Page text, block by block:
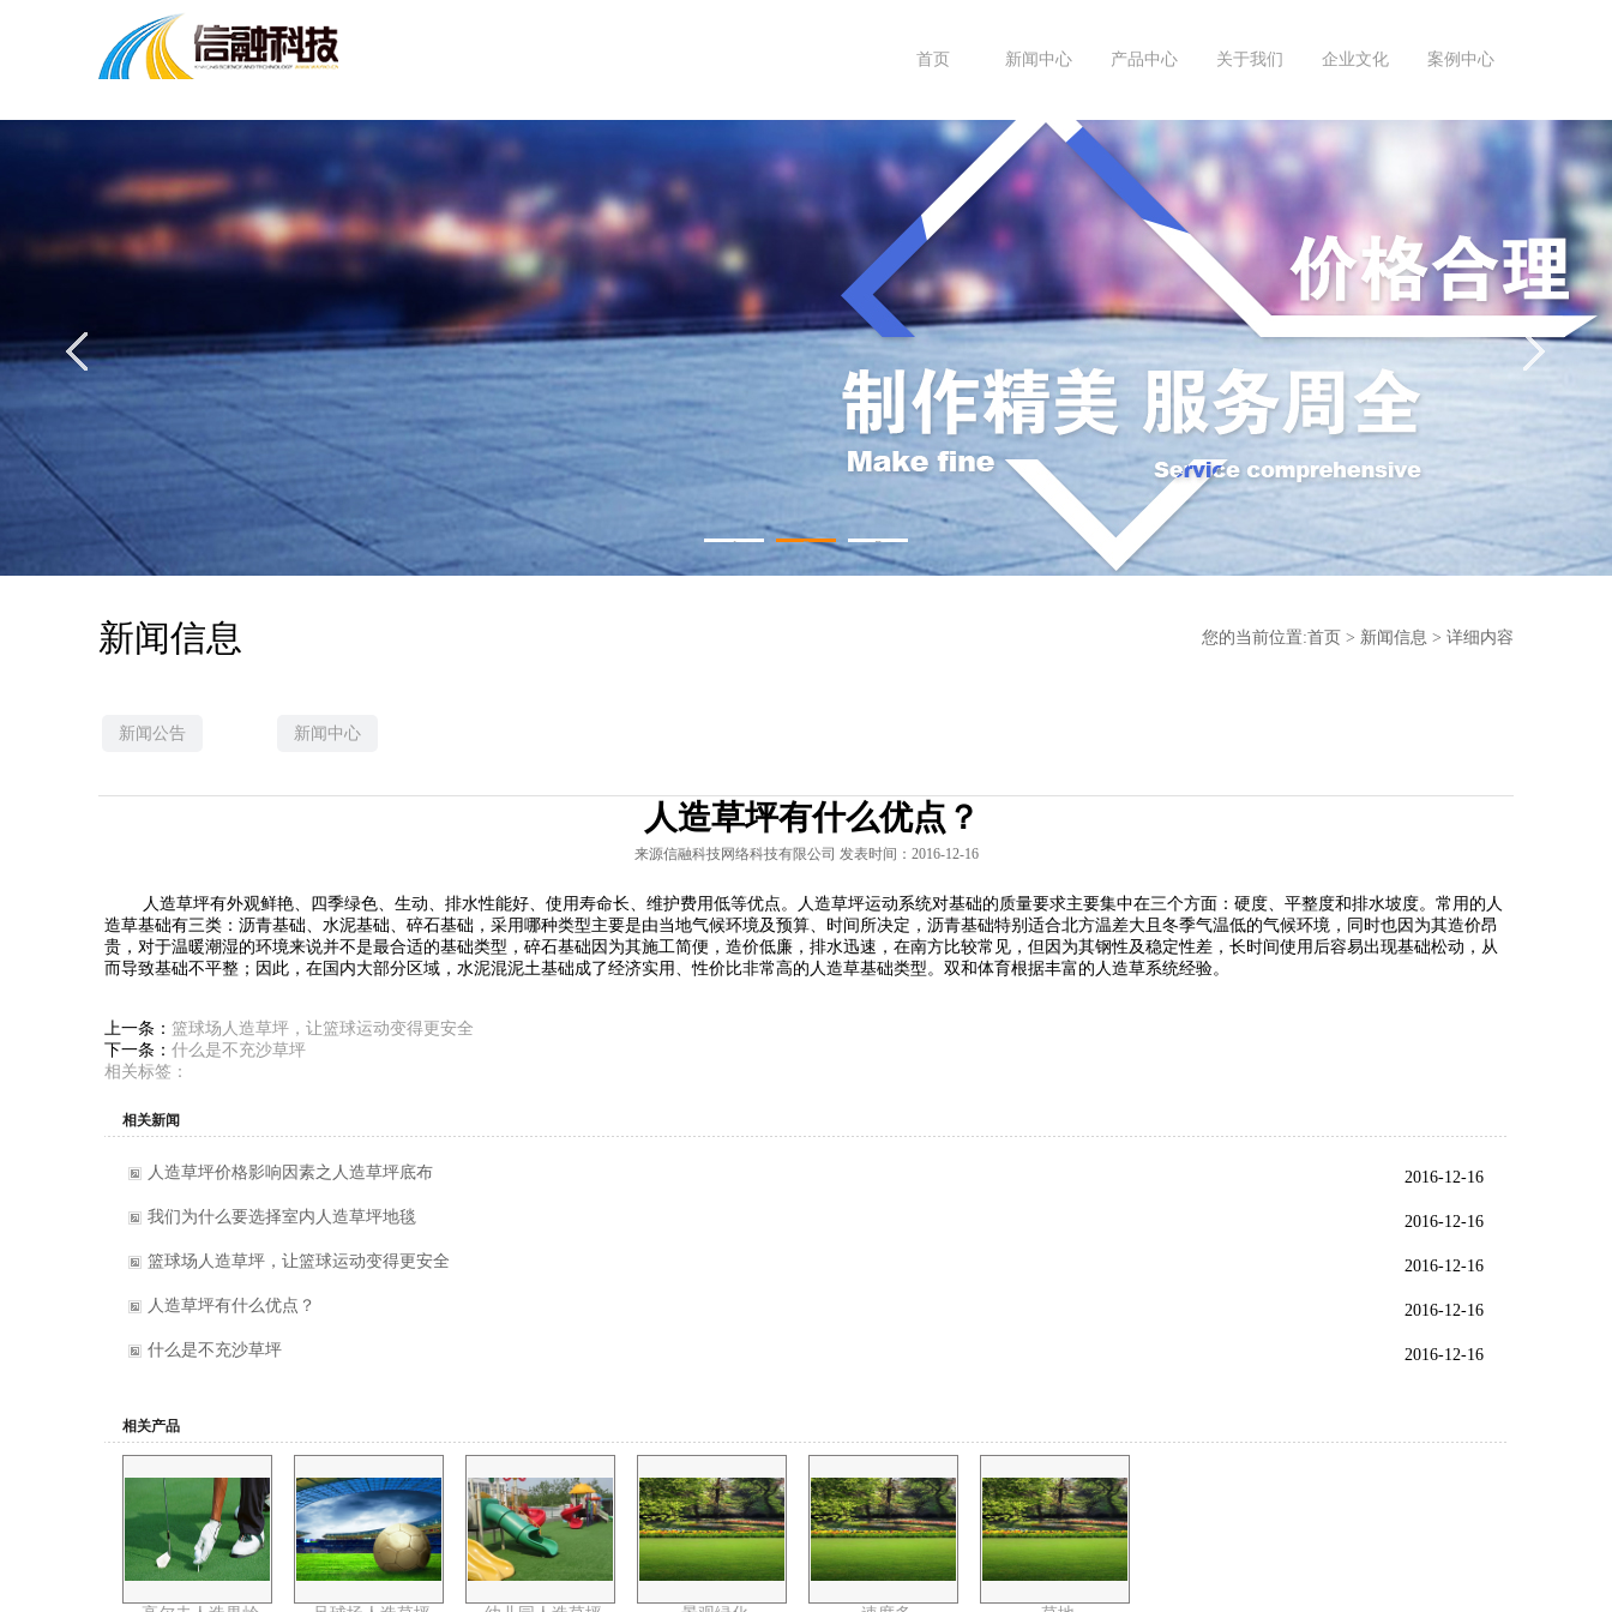
首页 新闻中心 产品中心 关于我们 企业文化 案例中心
1 2 3
新闻信息 您的当前位置:首页 > 新闻信息 > 详细内容
新闻公告 新闻中心
人造草坪有什么优点？
来源信融科技网络科技有限公司 发表时间：2016-12-16
人造草坪有外观鲜艳、四季绿色、生动、排水性能好、使用寿命长、维护费用低等优点。人造草坪运动系统对基础的质量要求主要集中在三个方面：硬度、平整度和排水坡度。常用的人
造草基础有三类：沥青基础、水泥基础、碎石基础，采用哪种类型主要是由当地气候环境及预算、时间所决定，沥青基础特别适合北方温差大且冬季气温低的气候环境，同时也因为其造价昂
贵，对于温暖潮湿的环境来说并不是最合适的基础类型，碎石基础因为其施工简便，造价低廉，排水迅速，在南方比较常见，但因为其钢性及稳定性差，长时间使用后容易出现基础松动，从
而导致基础不平整；因此，在国内大部分区域，水泥混泥土基础成了经济实用、性价比非常高的人造草基础类型。双和体育根据丰富的人造草系统经验。
上一条： 篮球场人造草坪，让篮球运动变得更安全
下一条： 什么是不充沙草坪
相关标签：
相关新闻
2016-12-16
人造草坪价格影响因素之人造草坪底布
2016-12-16
我们为什么要选择室内人造草坪地毯
2016-12-16
篮球场人造草坪，让篮球运动变得更安全
2016-12-16
人造草坪有什么优点？
2016-12-16
什么是不充沙草坪
相关产品